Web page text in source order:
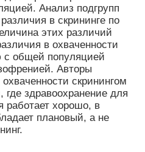
Анализ подгрупп
в скрининге по
этих различий
в охваченности
с общей популяцией
Авторы
скринингом
где здравоохранение для
работает хорошо, в
плановый, а не